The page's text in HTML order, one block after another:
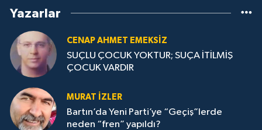
Yazarlar
CENAP AHMET EMEKSİZ
SUÇLU ÇOCUK YOKTUR; SUÇA İTİLMİŞ
ÇOCUK VARDIR
MURAT İZLER
Bartın’da Yeni Parti’ye “Geçiş”lerde
neden “fren” yapıldı?